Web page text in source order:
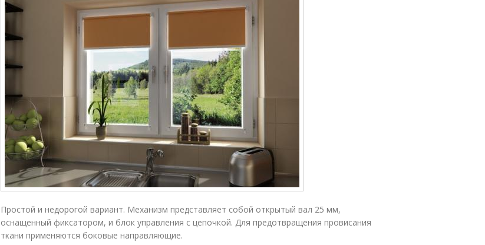
Простой и недорогой вариант. Механизм представляет собой открытый вал 25 мм,
оснащенный фиксатором, и блок управления с цепочкой. Для предотвращения провисания
ткани применяются боковые направляющие.